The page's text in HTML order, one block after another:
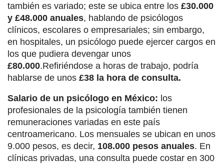
también es variado; este se ubica entre los £30.000
y £48.000 anuales, hablando de psicólogos
clínicos, escolares o empresariales; sin embargo,
en hospitales, un psicólogo puede ejercer cargos en
los que pudiera devengar unos
£80.000.Refiriéndose a horas de trabajo, podría
hablarse de unos £38 la hora de consulta.
Salario de un psicólogo en México: los
profesionales de la psicología también tienen
remuneraciones variadas en este país
centroamericano. Los mensuales se ubican en unos
9.000 pesos, es decir, 108.000 pesos anuales. En
clínicas privadas, una consulta puede costar en 300